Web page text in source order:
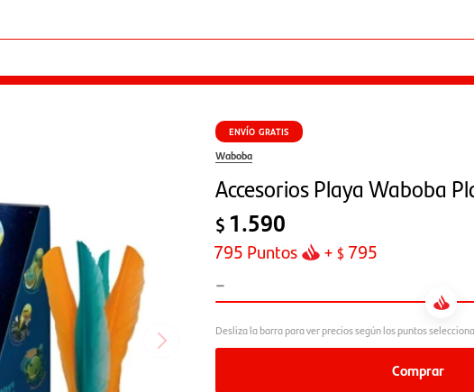
ENVÍO GRATIS
Waboba
Accesorios Playa Waboba
$ 1.590
795 Puntos + $ 795
-
Comprar